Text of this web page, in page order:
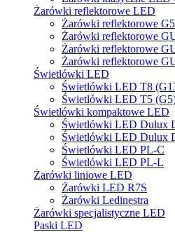
Żarówki reflektorowe LED
Żarówki reflektorowe
Żarówki reflektorowe
Żarówki reflektorowe
Żarówki reflektorowe
Świetlówki LED
Świetlówki LED T8
Świetlówki LED T5
Świetlówki kompaktowe LED
Świetlówki LED Dulux
Świetlówki LED Dulux
Świetlówki LED PL-C
Świetlówki LED PL-L
Żarówki liniowe LED
Żarówki LED R7S
Żarówki Ledinestra
Żarówki specjalistyczne LED
Paski LED